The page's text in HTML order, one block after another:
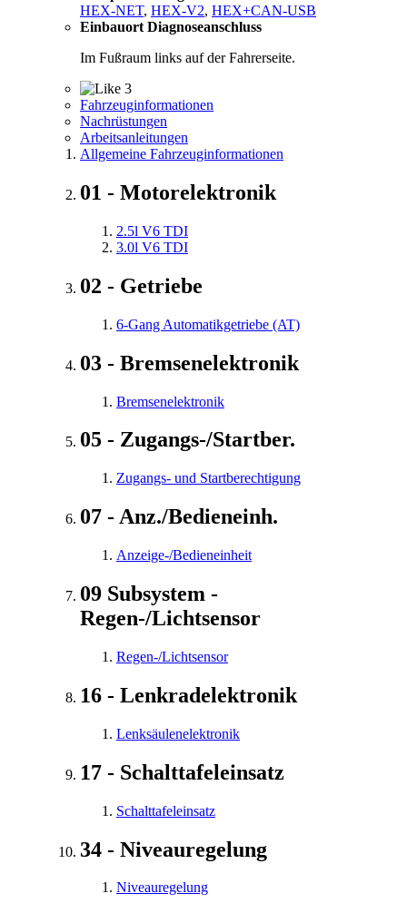
HEX-NET, HEX-V2, HEX+CAN-USB
Einbauort Diagnoseanschluss
Im Fußraum links auf der Fahrerseite.
3
Fahrzeuginformationen
Nachrüstungen
Arbeitsanleitungen
Allgemeine Fahrzeuginformationen
01 - Motorelektronik
2.5l V6 TDI
3.0l V6 TDI
02 - Getriebe
6-Gang Automatikgetriebe (AT)
03 - Bremsenelektronik
Bremsenelektronik
05 - Zugangs-/Startber.
Zugangs- und Startberechtigung
07 - Anz./Bedieneinh.
Anzeige-/Bedieneinheit
09 Subsystem -
Regen-/Lichtsensor
Regen-/Lichtsensor
16 - Lenkradelektronik
Lenksäulenelektronik
17 - Schalttafeleinsatz
Schalttafeleinsatz
34 - Niveauregelung
Niveauregelung